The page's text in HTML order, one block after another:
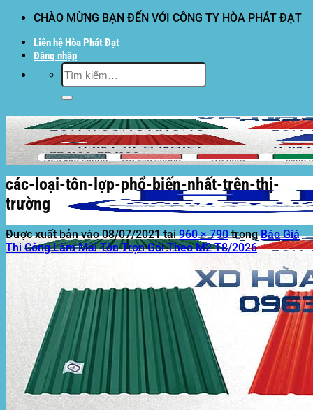
dung
CHÀO MỪNG BẠN ĐẾN VỚI CÔNG TY HÒA PHÁT ĐẠT
Liên hệ Hòa Phát Đạt
Đăng nhập
Tìm
kiếm:
Hòa Phát Đạt
Giới thiệu Hòa Phát Đạt
Sản Phẩm
Sản Phẩm Bạt Che Ngoài Trời
Bạt che nắng mưa
Bạt kéo ngoài trời
các-loại-tôn-lợp-phổ-biến-nhất-trên-thị-
trường
Được xuất bản vào08/07/2021tại960 × 790trongBáo Giá
Thi Công Làm Mái Tôn Trọn Gói Theo M2 T8/2026